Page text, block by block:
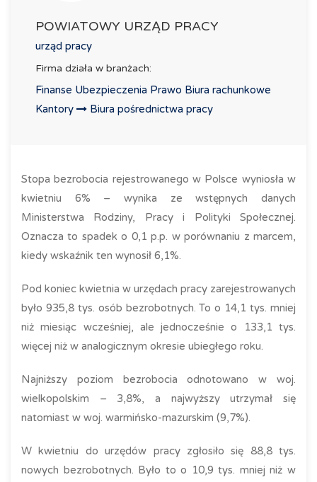
POWIATOWY URZĄD PRACY
urząd pracy
Firma działa w branżach:
Finanse Ubezpieczenia Prawo Biura rachunkowe
Kantory
Biura pośrednictwa pracy
Stopa bezrobocia rejestrowanego w Polsce wyniosła w
kwietniu 6% – wynika ze wstępnych danych
Ministerstwa Rodziny, Pracy i Polityki Społecznej.
Oznacza to spadek o 0,1 p.p. w porównaniu z marcem,
kiedy wskaźnik ten wynosił 6,1%.
Pod koniec kwietnia w urzędach pracy zarejestrowanych
było 935,8 tys. osób bezrobotnych. To o 14,1 tys. mniej
niż miesiąc wcześniej, ale jednocześnie o 133,1 tys.
więcej niż w analogicznym okresie ubiegłego roku.
Najniższy poziom bezrobocia odnotowano w woj.
wielkopolskim – 3,8%, a najwyższy utrzymał się
natomiast w woj. warmińsko-mazurskim (9,7%).
W kwietniu do urzędów pracy zgłosiło się 88,8 tys.
nowych bezrobotnych. Było to o 10,9 tys. mniej niż w